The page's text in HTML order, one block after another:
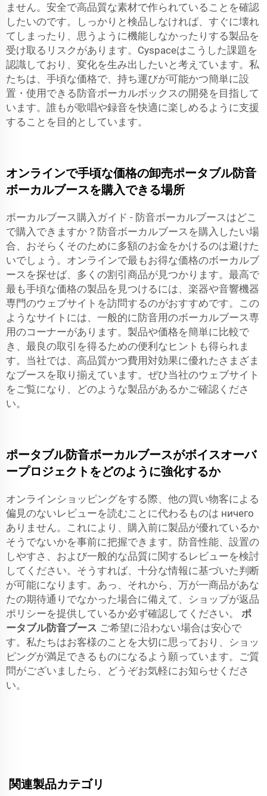
ません。安全で高品質な素材で作られていることを確認
したいのです。しっかりと検品しなければ、すぐに壊れ
てしまったり、思うように機能しなかったりする製品を
受け取るリスクがあります。Cyspaceはこうした課題を
認識しており、変化を生み出したいと考えています。私
たちは、手頃な価格で、持ち運びが可能かつ簡単に設
置・使用できる防音ボーカルボックスの開発を目指して
います。誰もが歌唱や録音を快適に楽しめるように支援
することを目的としています。
オンラインで手頃な価格の卸売ポータブル防音
ボーカルブースを購入できる場所
ボーカルブース購入ガイド - 防音ボーカルブースはどこ
で購入できますか？防音ボーカルブースを購入したい場
合、おそらくそのために多額のお金をかけるのは避けた
いでしょう。オンラインで最もお得な価格のボーカルブ
ースを探せば、多くの割引商品が見つかります。最高で
最も手頃な価格の製品を見つけるには、楽器や音響機器
専門のウェブサイトを訪問するのがおすすめです。この
ようなサイトには、一般的に防音用のボーカルブース専
用のコーナーがあります。製品や価格を簡単に比較で
き、最良の取引を得るための便利なヒントも得られま
す。当社では、高品質かつ費用対効果に優れたさまざま
なブースを取り揃えています。ぜひ当社のウェブサイト
をご覧になり、どのような製品があるかご確認くださ
い。
ポータブル防音ボーカルブースがボイスオーバ
ープロジェクトをどのように強化するか
オンラインショッピングをする際、他の買い物客による
偏見のないレビューを読むことに代わるものは ничего
ありません。これにより、購入前に製品が優れているか
そうでないかを事前に把握できます。防音性能、設置の
しやすさ、および一般的な品質に関するレビューを検討
してください。そうすれば、十分な情報に基づいた判断
が可能になります。あっ、それから、万が一商品があな
たの期待通りでなかった場合に備えて、ショップが返品
ポリシーを提供しているか必ず確認してください。 ポ
ータブル防音ブース ご希望に沿わない場合は安心で
す。私たちはお客様のことを大切に思っており、ショッ
ピングが満足できるものになるよう願っています。ご質
問がございましたら、どうぞお気軽にお知らせくださ
い。
関連製品カテゴリ